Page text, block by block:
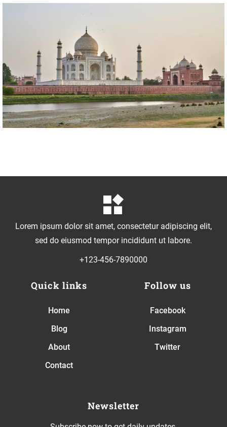
Lorem ipsum dolor sit amet, consectetur adipiscing elit,
sed do eiusmod tempor incididunt ut labore.
+123-456-7890000
Quick links
Home
Blog
About
Contact
Follow us
Facebook
Instagram
Twitter
Newsletter